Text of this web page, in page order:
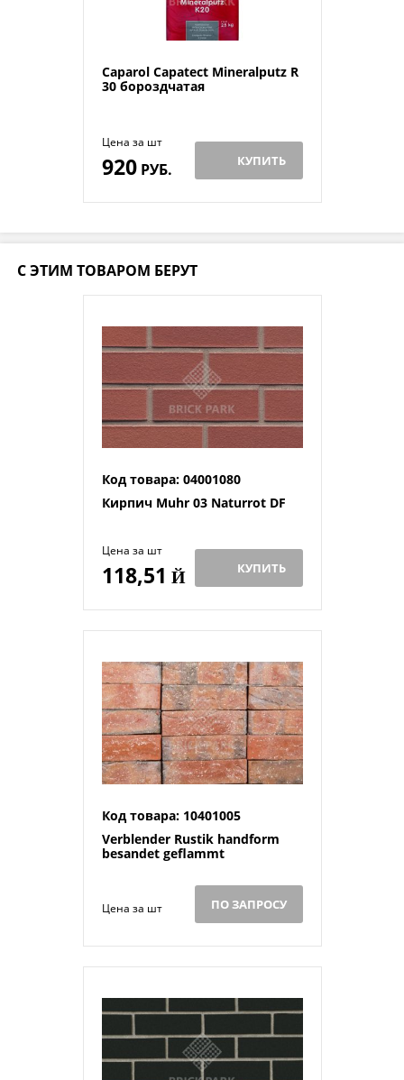
Caparol Capatect Mineralputz R
30 бороздчатая
Цена за шт
920РУБ. КУПИТЬ
С ЭТИМ ТОВАРОМ БЕРУТ
Код товара: 04001080
Кирпич Muhr 03 Naturrot DF
Цена за шт
118,51 Й КУПИТЬ
Код товара: 10401005
Verblender Rustik handform
besandet geflammt
Цена за шт ПО ЗАПРОСУ